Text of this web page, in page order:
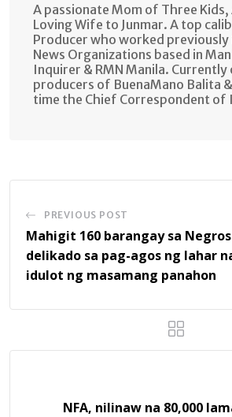
A passionate Mom of Three Kids,
Loving Wife to Junmar. A top
Producer who worked
News Organizations based in
Inquirer & RMN Manila.
producers of BuenaMano Balita
time the Chief Correspondent of
PREVIOUS POST
Mahigit 160 barangay sa
delikado sa pag-agos ng lahar
idulot ng masamang panahon
NFA, nilinaw na 80,000